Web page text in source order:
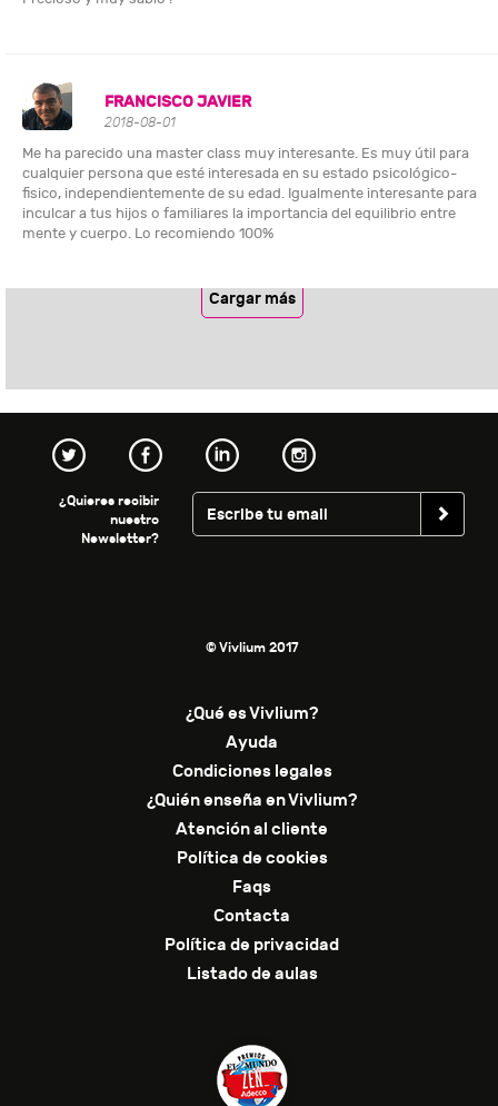
FRANCISCO JAVIER
2018-08-01
Me ha parecido una master class muy interesante. Es muy útil para
cualquier persona que esté interesada en su estado psicológico-
fisico, independientemente de su edad. Igualmente interesante para
inculcar a tus hijos o familiares la importancia del equilibrio entre
mente y cuerpo. Lo recomiendo 100%
Cargar más
¿Quieres recibir
nuestro
Newsletter?
© Vivlium 2017
¿Qué es Vivlium?
Ayuda
Condiciones legales
¿Quién enseña en Vivlium?
Atención al cliente
Política de cookies
Faqs
Contacta
Política de privacidad
Listado de aulas